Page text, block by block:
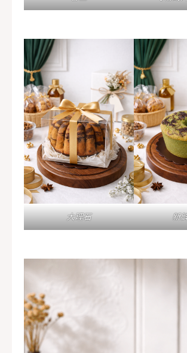
大理石 新